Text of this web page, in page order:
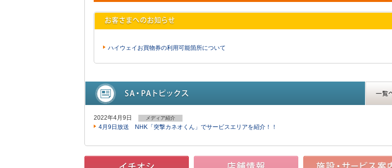
ハイウェイお買物券の利用可能箇所について
2022年4月9日 メディア紹介
4月9日放送 NHK「突撃カネオくん」でサービスエリアを紹介！！